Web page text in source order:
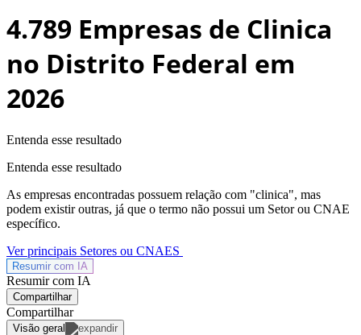
4.789 Empresas de Clinica
no Distrito Federal em
2026
Entenda esse resultado
Entenda esse resultado
As empresas encontradas possuem relação com "clinica", mas
podem existir outras, já que o termo não possui um Setor ou CNAE
específico.
Ver principais Setores ou CNAES
Resumir com IA
Resumir com IA
Compartilhar
Compartilhar
Visão geral